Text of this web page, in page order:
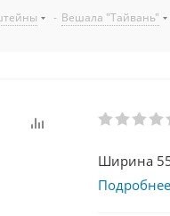
- Вешала "Тайвань"
Ширина
Подробнее